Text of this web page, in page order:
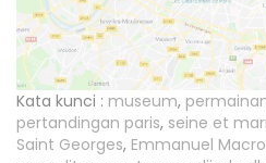
Kata kunci : museum,
pertandingan paris, seine et
Saint Georges, Emmanuel